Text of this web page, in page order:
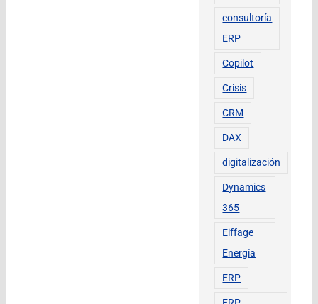
consultoría
ERP
Copilot
Crisis
CRM
DAX
digitalización
Dynamics
365
Eiffage
Energía
ERP